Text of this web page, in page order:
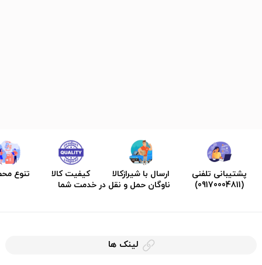
پشتیبانی تلفنی
(09170004811)
ارسال با شیرازکالا
ناوگان حمل و نقل در خدمت شما
کیفیت کالا تنوع
لینک ها